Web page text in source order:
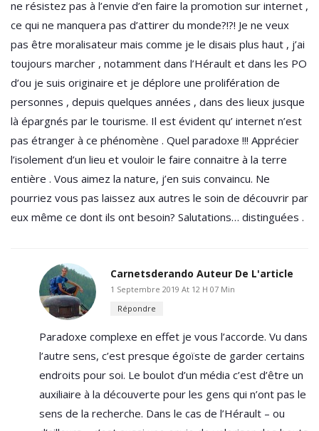
ne résistez pas à l’envie d’en faire la promotion sur internet ,
ce qui ne manquera pas d’attirer du monde?!?! Je ne veux
pas être moralisateur mais comme je le disais plus haut , j’ai
toujours marcher , notamment dans l’Hérault et dans les PO
d’ou je suis originaire et je déplore une prolifération de
personnes , depuis quelques années , dans des lieux jusque
là épargnés par le tourisme. Il est évident qu’ internet n’est
pas étranger à ce phénomène . Quel paradoxe !!! Apprécier
l’isolement d’un lieu et vouloir le faire connaitre à la terre
entière . Vous aimez la nature, j’en suis convaincu. Ne
pourriez vous pas laissez aux autres le soin de découvrir par
eux même ce dont ils ont besoin? Salutations… distinguées .
Carnetsderando Auteur De L'article
1 Septembre 2019 At 12 H 07 Min
Répondre
Paradoxe complexe en effet je vous l’accorde. Vu dans
l’autre sens, c’est presque égoïste de garder certains
endroits pour soi. Le boulot d’un média c’est d’être un
auxiliaire à la découverte pour les gens qui n’ont pas le
sens de la recherche. Dans le cas de l’Hérault – ou